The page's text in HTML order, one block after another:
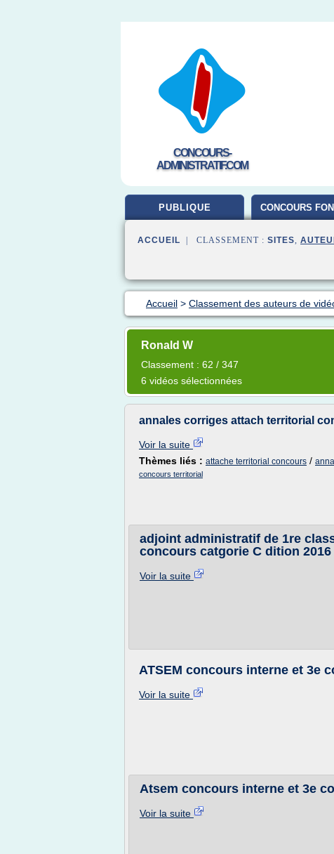
CONCOURS-
ADMINISTRATIF.COM
PUBLIQUE CONCOURS
ACCUEIL | CLASSEMENT : SITES,
Accueil > Classement des auteurs de
Ronald W
Classement : 62 / 347
6 vidéos sélectionnées
annales corriges attach territorial
Voir la suite
Thèmes liés : attache territorial concours /
concours territorial
adjoint administratif de 1re
concours catgorie C dition 2016
Voir la suite
ATSEM concours interne et 3e
Voir la suite
Atsem concours interne et 3e
Voir la suite